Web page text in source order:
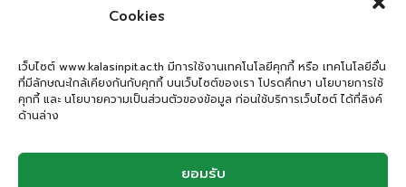
Cookies
เว็บไซต์ www.kalasinpit.ac.th มีการใช้งานเทคโนโลยีคุกกี้ หรือ เทคโนโลยีอื่น
ที่มีลักษณะใกล้เคียงกันกับคุกกี้ บนเว็บไซต์ของเรา โปรดศึกษา นโยบายการใช้
คุกกี้ และ นโยบายความเป็นส่วนตัวของข้อมูล ก่อนใช้บริการเว็บไซต์ ได้ที่ลิงค์
ด้านล่าง
ยอมรับ
สำนักงานเขตพื้นที่การศึกษามัธยมศึกษากาฬสินธุ์
ที่อยู่: เลขที่ 66 ถนนอรรถเปศล ตำบลกาฬสินธุ์ อำเภอเมือง
กาฬสินธุ์ จังหวัดกาฬสินธุ์ 46000
office.kps@kalasinpit.ac.th